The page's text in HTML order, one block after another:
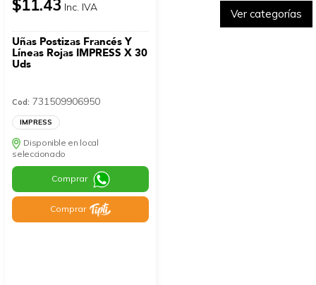
Ver categorías
$11.43 Inc. IVA
Uñas Postizas Francés Y
Líneas Rojas IMPRESS X 30
Uds
Cod: 731509906950
IMPRESS
Disponible en local
seleccionado
Comprar
Comprar